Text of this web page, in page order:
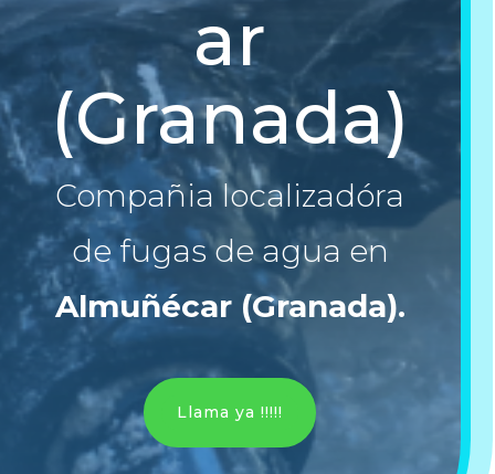
ar
(Granada)
Compañia localizadóra
de fugas de agua en
Almuñécar (Granada).
Llama ya !!!!!